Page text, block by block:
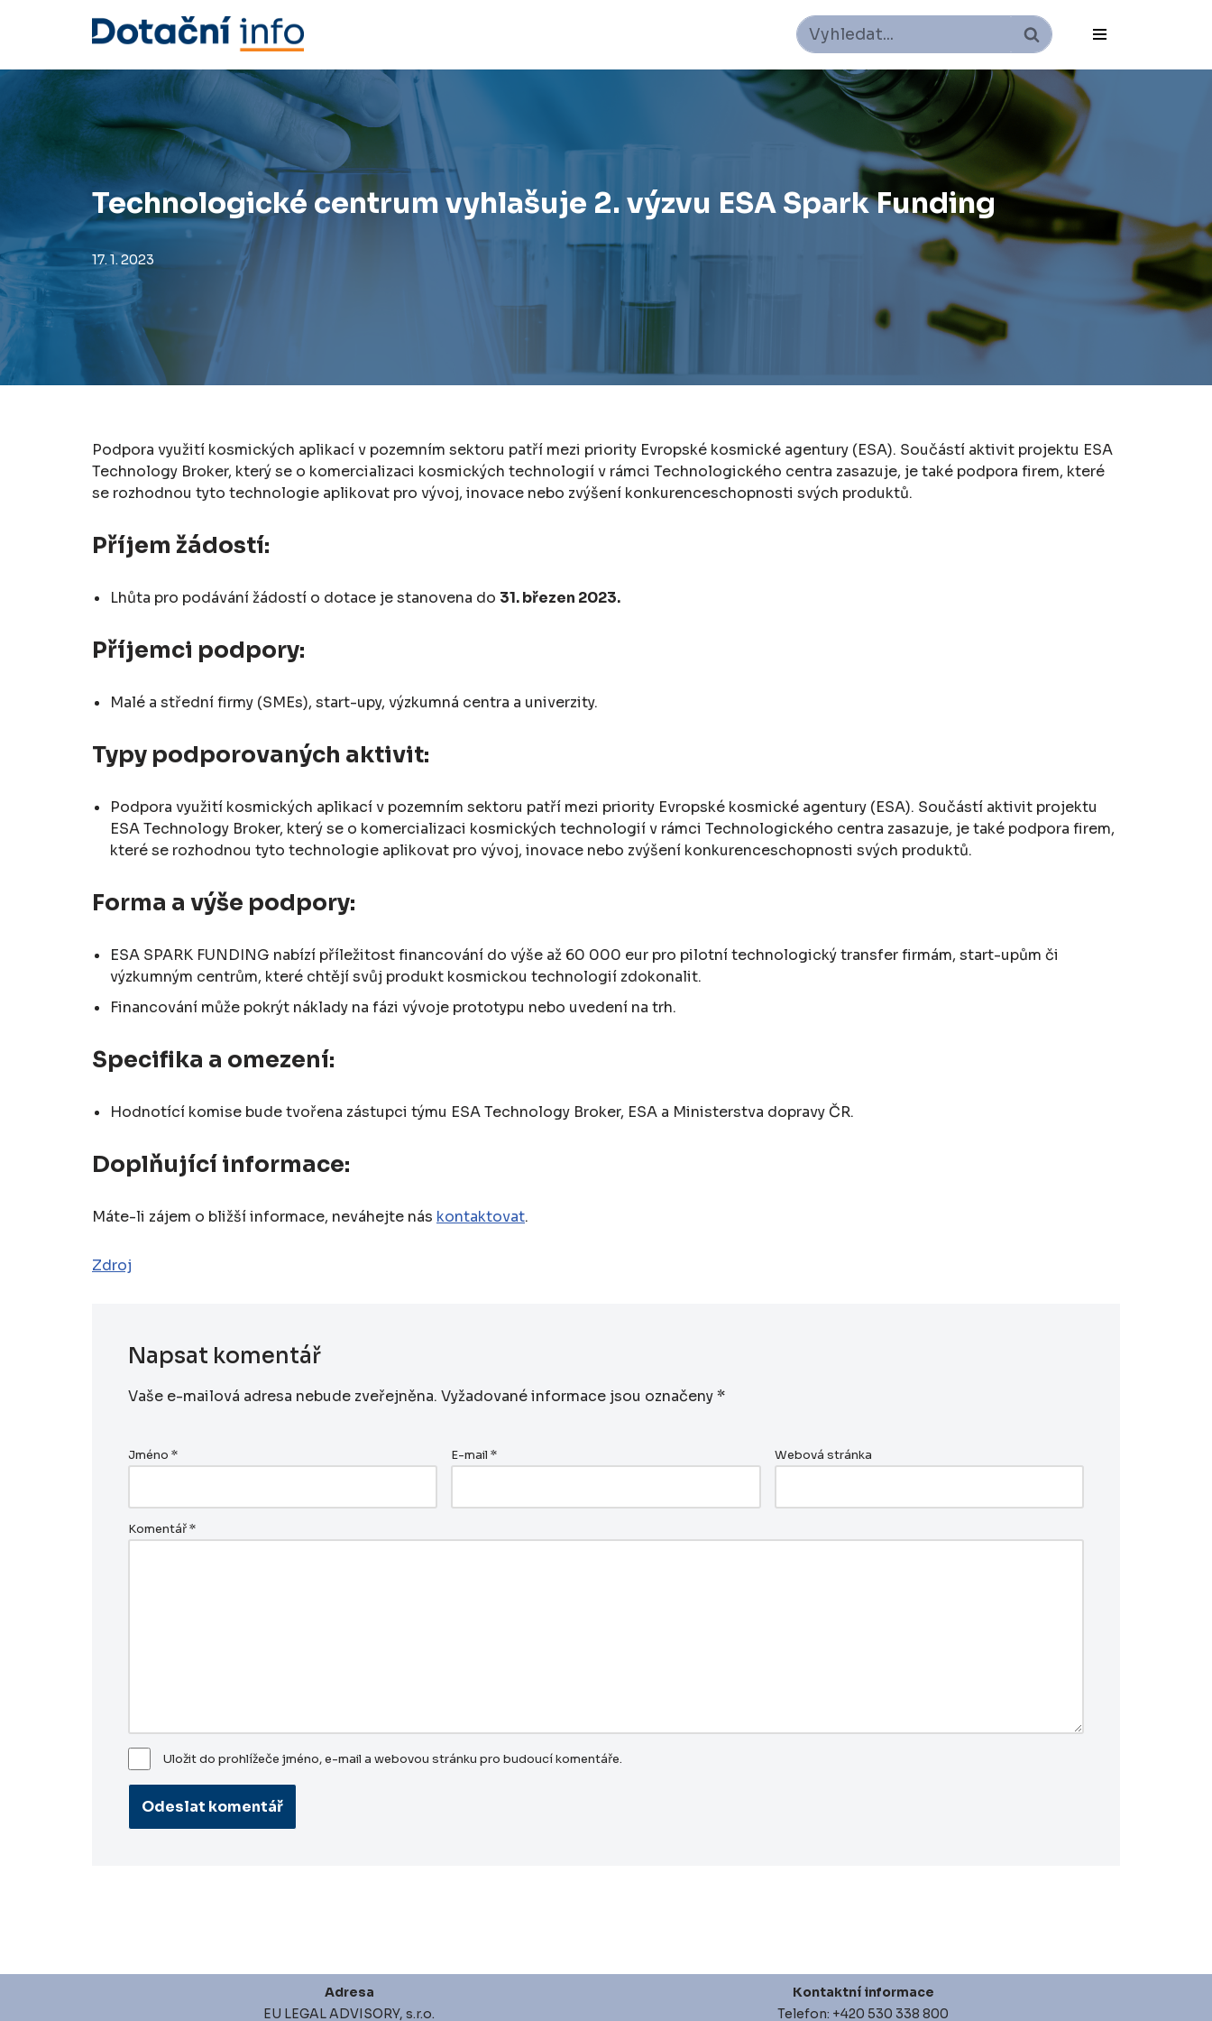
na
obsah
Technologické centrum vyhlašuje 2. výzvu ESA Spark Funding
17. 1. 2023
Podpora využití kosmických aplikací v pozemním sektoru patří mezi priority Evropské kosmické agentury (ESA). Součástí aktivit projektu ESA
Technology Broker, který se o komercializaci kosmických technologií v rámci Technologického centra zasazuje, je také podpora firem, které
se rozhodnou tyto technologie aplikovat pro vývoj, inovace nebo zvýšení konkurenceschopnosti svých produktů.
Příjem žádostí:
Lhůta pro podávání žádostí o dotace je stanovena do 31. březen 2023.
Příjemci podpory:
Malé a střední firmy (SMEs), start-upy, výzkumná centra a univerzity.
Typy podporovaných aktivit:
Podpora využití kosmických aplikací v pozemním sektoru patří mezi priority Evropské kosmické agentury (ESA). Součástí aktivit projektu
ESA Technology Broker, který se o komercializaci kosmických technologií v rámci Technologického centra zasazuje, je také podpora firem,
které se rozhodnou tyto technologie aplikovat pro vývoj, inovace nebo zvýšení konkurenceschopnosti svých produktů.
Forma a výše podpory:
ESA SPARK FUNDING nabízí příležitost financování do výše až 60 000 eur pro pilotní technologický transfer firmám, start-upům či
výzkumným centrům, které chtějí svůj produkt kosmickou technologií zdokonalit.
Financování může pokrýt náklady na fázi vývoje prototypu nebo uvedení na trh.
Specifika a omezení:
Hodnotící komise bude tvořena zástupci týmu ESA Technology Broker, ESA a Ministerstva dopravy ČR.
Doplňující informace:
Máte-li zájem o bližší informace, neváhejte nás kontaktovat.
Zdroj
Napsat komentář
Vaše e-mailová adresa nebude zveřejněna. Vyžadované informace jsou označeny*
Jméno * E-mail* Webová stránka
Komentář*
Uložit do prohlížeče jméno, e-mail a webovou stránku pro budoucí komentáře.
Adresa
EU LEGAL ADVISORY, s.r.o.
Kontaktní informace
Telefon: +420 530 338 800